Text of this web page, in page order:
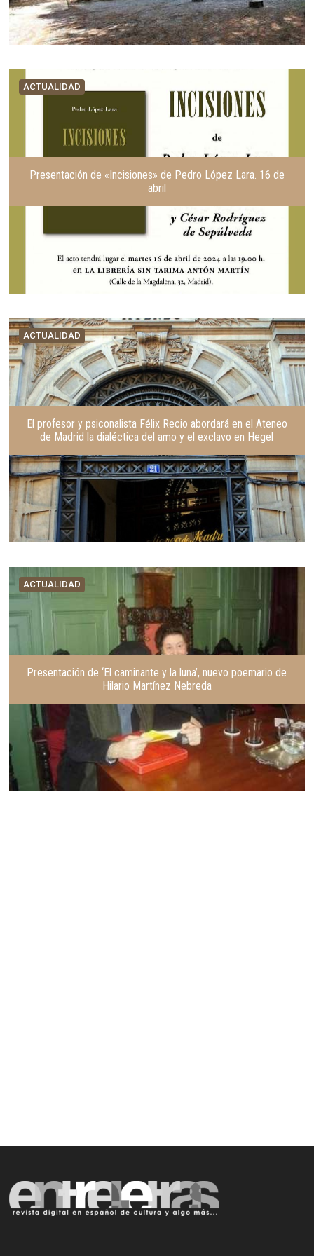
ACTUALIDAD
Presentación de «Incisiones» de Pedro López Lara. 16 de
abril
ACTUALIDAD
El profesor y psiconalista Félix Recio abordará en el Ateneo
de Madrid la dialéctica del amo y el exclavo en Hegel
ACTUALIDAD
Presentación de ‘El caminante y la luna’, nuevo poemario de
Hilario Martínez Nebreda